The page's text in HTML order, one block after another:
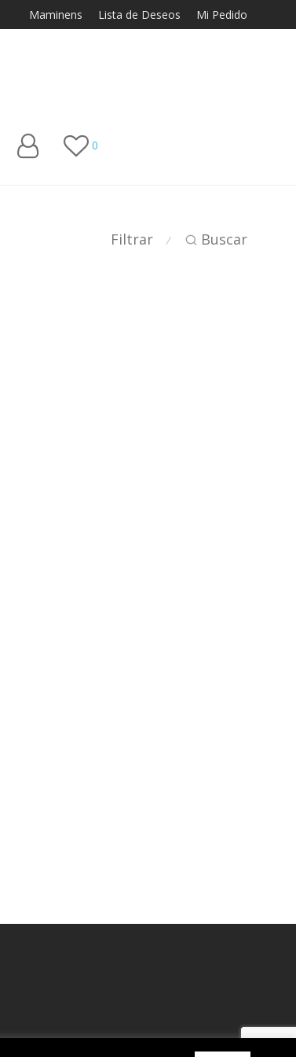
Maminens Lista de Deseos Mi Pedido
0
Filtrar ⁄ Buscar